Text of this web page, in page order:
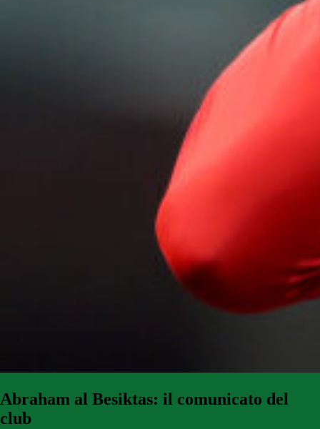
Abraham al Besiktas: il comunicato del
club